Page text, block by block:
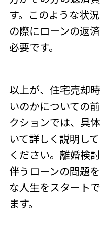
す。このような状
の際にローンの返
必要です。
以上が、住宅売却
いのかについての
クションでは、具
いて詳しく説明し
ください。離婚検
伴うローンの問題
な人生をスタート
ます。